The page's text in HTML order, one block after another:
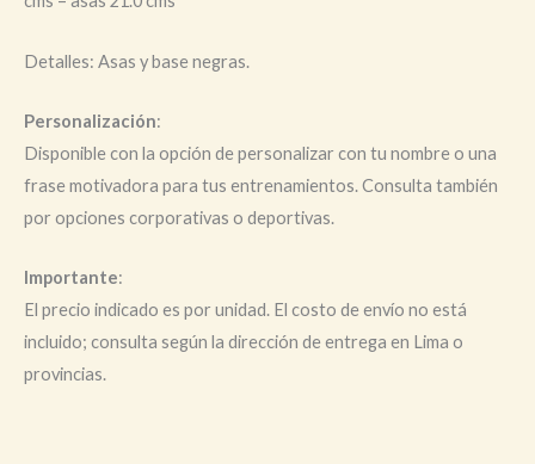
Detalles: Asas y base negras.
Personalización:
Disponible con la opción de personalizar con tu nombre o una
frase motivadora para tus entrenamientos. Consulta también
por opciones corporativas o deportivas.
Importante:
El precio indicado es por unidad. El costo de envío no está
incluido; consulta según la dirección de entrega en Lima o
provincias.